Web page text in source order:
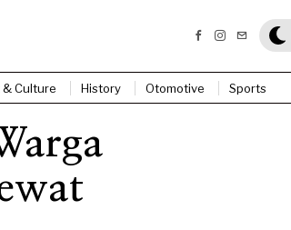
& Culture History Otomotive Sports